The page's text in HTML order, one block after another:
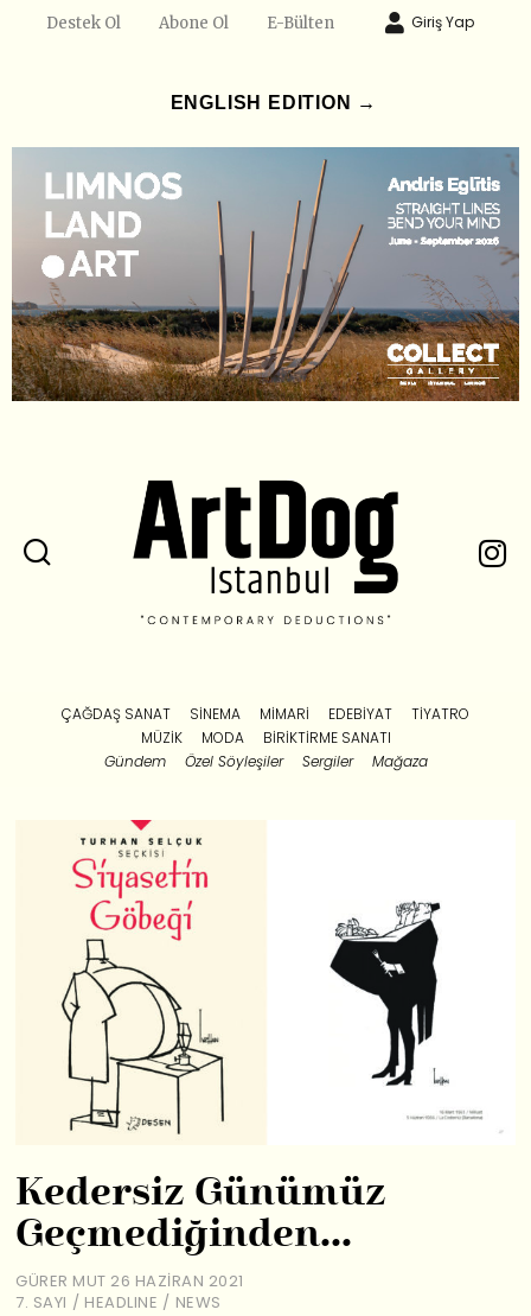
Destek Ol Abone Ol E-Bülten Giriş Yap
ENGLISH EDITION →
ÇAĞDAŞ SANAT SINEMA MIMARI EDEBIYAT
TIYATRO
MÜZIK
MODA
BIRIKTIRME SANATI
Gündem
Özel Söyleşiler Sergiler Mağaza
Kedersiz Günümüz
Geçmediğinden…
GÜRER MUT 26 HAZIRAN 2021
7. SAYI / HEADLINE / NEWS